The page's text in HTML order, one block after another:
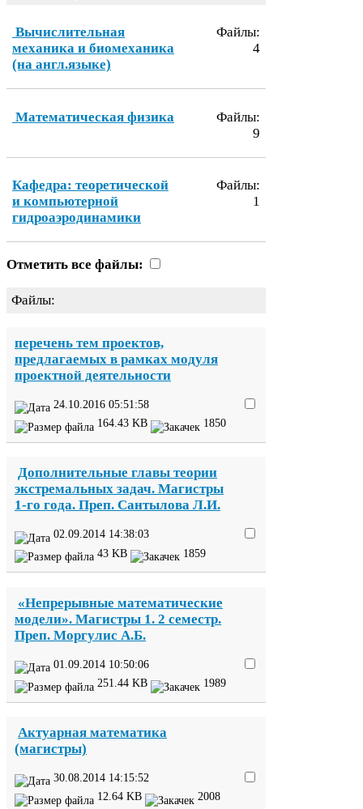
Вычислительная
механика и биомеханика
(на англ.языке)
Файлы:
4
Математическая физика
Файлы:
9
Кафедра: теоретической
и компьютерной
гидроаэродинамики
Файлы:
1
Отметить все файлы:
Файлы:
перечень тем проектов,
предлагаемых в рамках модуля
проектной деятельности
24 10 2016 05:51:58
164.43 KB 1850
Дополнительные главы теории
экстремальных задач. Магистры
1-​го года. Преп. Сантылова Л.И.
02.09.2014 14:38:03
43 KB 1859
«Непрерывные математические
модели». Магистры 1. 2 семестр.
Преп. Моргулис А.Б.
01 09 2014 10:50:06
251 44 KB 1989
Актуарная математика
(магистры)
30 08 2014 14:15:52
12.64 KB 2008